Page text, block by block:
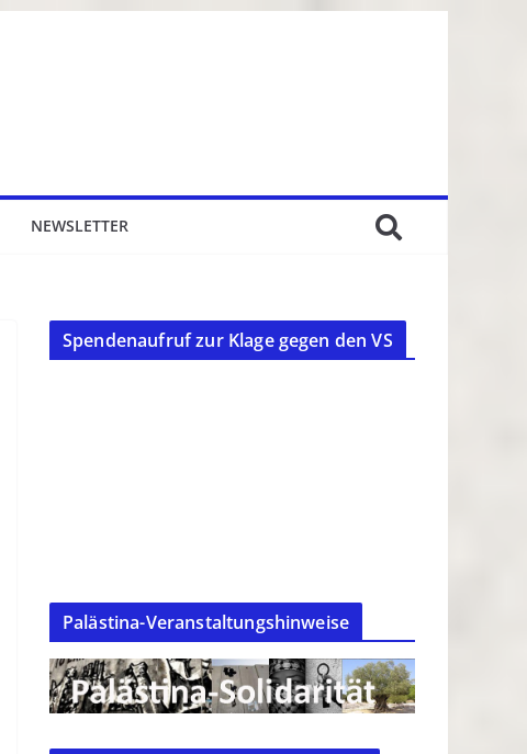
NEWSLETTER
Spendenaufruf zur Klage gegen den VS
Palästina-Veranstaltungshinweise